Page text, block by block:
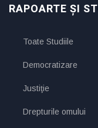
RAPOARTE ȘI
Toate Studiile
Democratizare
Justiţie
Drepturile omului